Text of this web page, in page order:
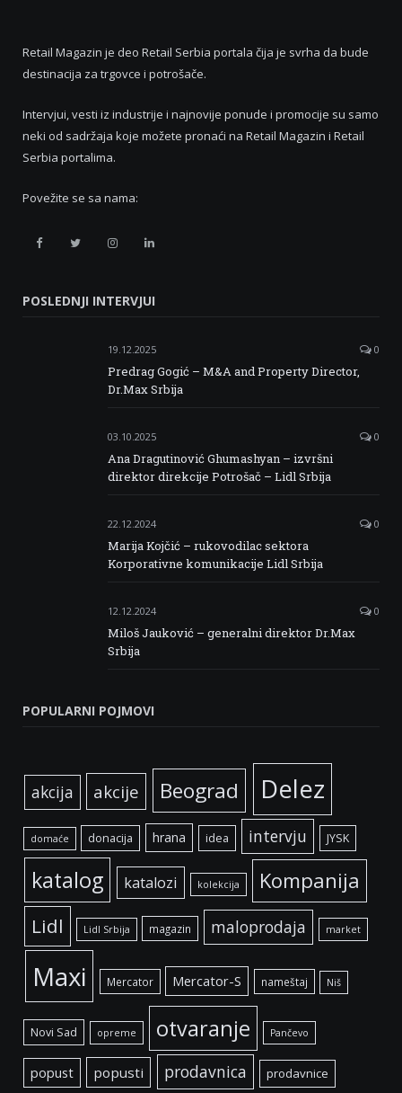
Retail Magazin je deo Retail Serbia portala čija je svrha da bude
destinacija za trgovce i potrošače.
Intervjui, vesti iz industrije i najnovije ponude i promocije su samo
neki od sadržaja koje možete pronaći na Retail Magazin i Retail
Serbia portalima.
Povežite se sa nama:
Retail
Facebook
Retail
Twitter
Retail
Instagram
Retail
Linkedin
POSLEDNJI INTERVJUI
19.12.2025 0
Predrag Gogić – M&A and Property Director,
Dr.Max Srbija
03.10.2025 0
Ana Dragutinović Ghumashyan – izvršni
direktor direkcije Potrošač – Lidl Srbija
22.12.2024 0
Marija Kojčić – rukovodilac sektora
Korporativne komunikacije Lidl Srbija
12.12.2024 0
Miloš Jauković – generalni direktor Dr.Max
Srbija
POPULARNI POJMOVI
akcija akcije Beograd Delez
domaće donacija hrana idea intervju JYSK
katalog katalozi kolekcija Kompanija
Lidl Lidl Srbija magazin maloprodaja market
Maxi Mercator Mercator-S nameštaj Niš
Novi Sad opreme otvaranje Pančevo
popust popusti prodavnica prodavnice